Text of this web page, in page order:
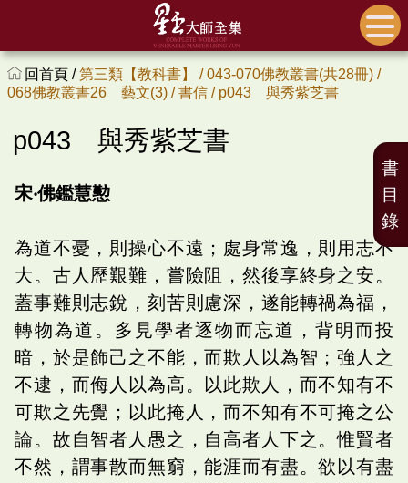
回首頁 /第三類【教科書】 /043-070佛教叢書(共28冊) /
068佛教叢書26 藝文(3) /書信 / p043 與秀紫芝書
p043 與秀紫芝書
宋‧佛鑑慧懃
為道不憂，則操心不遠；處身常逸，則用志不
大。古人歷艱難，嘗險阻，然後享終身之安。
蓋事難則志銳，刻苦則慮深，遂能轉禍為福，
轉物為道。多見學者逐物而忘道，背明而投
暗，於是飾己之不能，而欺人以為智；強人之
不逮，而侮人以為高。以此欺人，而不知有不
可欺之先覺；以此掩人，而不知有不可掩之公
論。故自智者人愚之，自高者人下之。惟賢者
不然，謂事散而無窮，能涯而有盡。欲以有盡
書
目
錄